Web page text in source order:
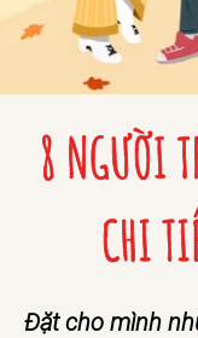
Đặt cho mình